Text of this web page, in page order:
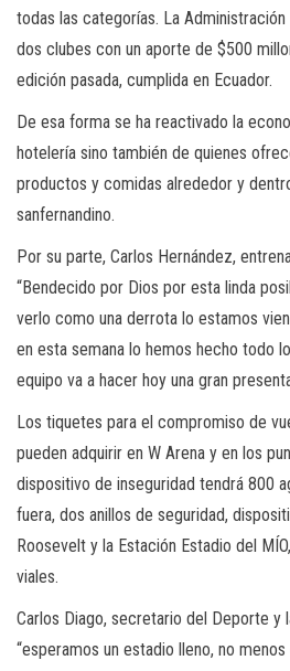
todas las categorías. La
dos clubes con un aporte de $500
edición pasada, cumplida en Ecuador.
De esa forma se ha reactivado la
hotelería sino también de quienes
productos y comidas alrededor y
sanfernandino.
Por su parte, Carlos Hernández,
“Bendecido por Dios por esta linda
verlo como una derrota lo estamos
en esta semana lo hemos hecho todo
equipo va a hacer hoy una gran
Los tiquetes para el compromiso de
pueden adquirir en W Arena y en los
dispositivo de inseguridad tendrá 800
fuera, dos anillos de seguridad,
Roosevelt y la Estación Estadio del
viales.
Carlos Diago, secretario del Deporte y
“esperamos un estadio lleno, no